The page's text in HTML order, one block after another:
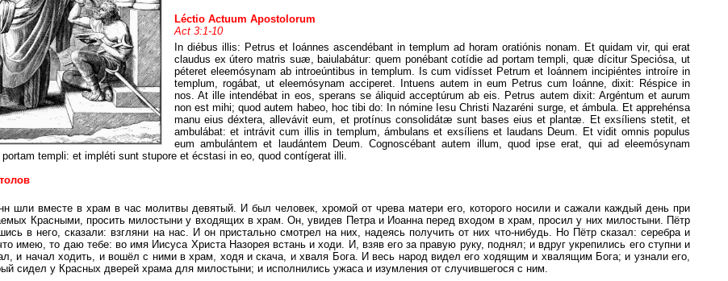
Léctio Actuum Apostolorum
Act 3:1-10
In diébus illis: Petrus et Ioánnes ascendébant in templum ad horam oratiónis nonam. Et quidam vir, qui erat
claudus ex útero matris suæ, baiulabátur: quem ponébant cotídie ad portam templi, quæ dícitur Speciósa, ut
péteret eleemósynam ab introeúntibus in templum. Is cum vidísset Petrum et Ioánnem incipiéntes introíre in
templum, rogábat, ut eleemósynam acciperet. Intuens autem in eum Petrus cum Ioánne, dixit: Réspice in
nos. At ille intendébat in eos, sperans se áliquid acceptúrum ab eis. Petrus autem dixit: Argéntum et aurum
non est mihi; quod autem habeo, hoc tibi do: In nómine Iesu Christi Nazaréni surge, et ámbula. Et apprehénsa
manu eius déxtera, allevávit eum, et protínus consolidátæ sunt bases eius et plantæ. Et exsíliens stetit, et
ambulábat: et intrávit cum illis in templum, ámbulans et exsíliens et laudans Deum. Et vidit omnis populus
eum ambulántem et laudántem Deum. Cognoscébant autem illum, quod ipse erat, qui ad eleemósynam
templi: et impléti sunt stupore et écstasi in eo, quod contígerat illi.
шли вместе в храм в час молитвы девятый. И был человек, хромой от чрева матери его, которого носили и сажали каждый день при
Красными, просить милостыни у входящих в храм. Он, увидев Петра и Иоанна перед входом в храм, просил у них милостыни. Пётр
в него, сказали: взгляни на нас. И он пристально смотрел на них, надеясь получить от них что-нибудь. Но Пётр сказал: серебра и
имею, то даю тебе: во имя Иисуса Христа Назорея встань и ходи. И, взяв его за правую руку, поднял; и вдруг укрепились его ступни и
и начал ходить, и вошёл с ними в храм, ходя и скача, и хваля Бога. И весь народ видел его ходящим и хвалящим Бога; и узнали его,
сидел у Красных дверей храма для милостыни; и исполнились ужаса и изумления от случившегося с ним.